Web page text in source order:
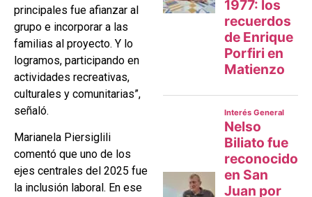
principales fue afianzar al
grupo e incorporar a las
familias al proyecto. Y lo
logramos, participando en
actividades recreativas,
culturales y comunitarias”,
señaló.
Marianela Piersiglili
comentó que uno de los
ejes centrales del 2025 fue
la inclusión laboral. En ese